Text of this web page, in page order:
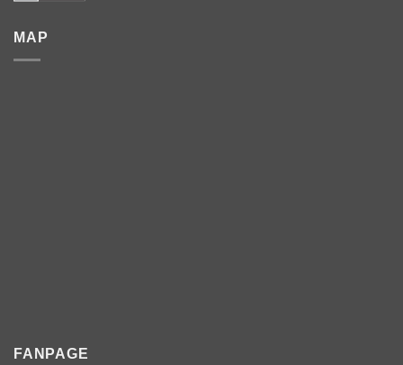
MAP
FANPAGE